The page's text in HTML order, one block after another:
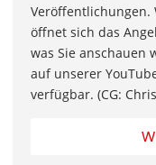
Veröffentlichungen.
öffnet sich das
was Sie anschauen
auf unserer
verfügbar. (CG: